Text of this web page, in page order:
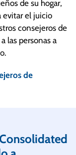
de su hogar,
evitar el juicio
consejeros de
las personas a
de